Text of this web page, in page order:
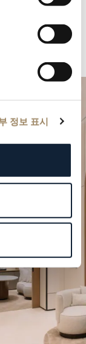
정보 표시
요